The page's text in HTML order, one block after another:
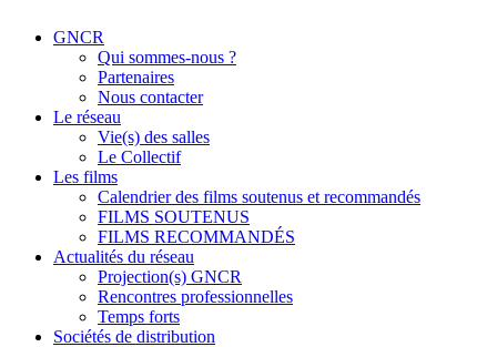
GNCR
Qui sommes-nous ?
Partenaires
Nous contacter
Le réseau
Vie(s) des salles
Le Collectif
Les films
Calendrier des films soutenus et recommandés
FILMS SOUTENUS
FILMS RECOMMANDÉS
Actualités du réseau
Projection(s) GNCR
Rencontres professionnelles
Temps forts
Sociétés de distribution